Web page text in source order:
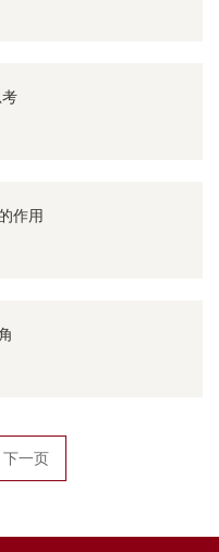
作用
下一页